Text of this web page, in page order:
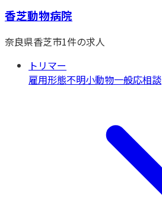
香芝動物病院
奈良県香芝市1件の求人
トリマー
雇用形態不明小動物一般応相談